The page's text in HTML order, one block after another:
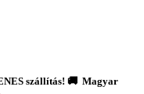
szállítás! 🚚 Magyar